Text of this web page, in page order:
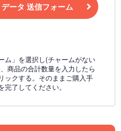
ータ 送信フォーム
ム」を選択し(チャームがない
商品の合計数量を入力したら
ックする。そのままご購入手
了してください。